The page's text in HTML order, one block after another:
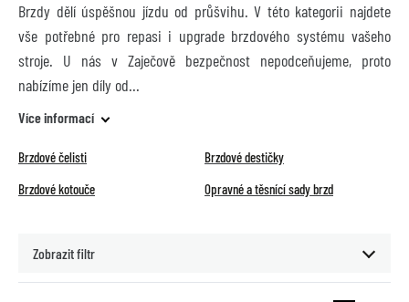
Brzdy dělí úspěšnou jízdu od průšvihu. V této kategorii najdete
vše potřebné pro repasi i upgrade brzdového systému vašeho
stroje. U nás v Zaječově bezpečnost nepodceňujeme, proto
nabízíme jen díly od
Více informací
Brzdové čelisti
Brzdové destičky
Brzdové kotouče
Opravné a těsnící sady brzd
Zobrazit filtr